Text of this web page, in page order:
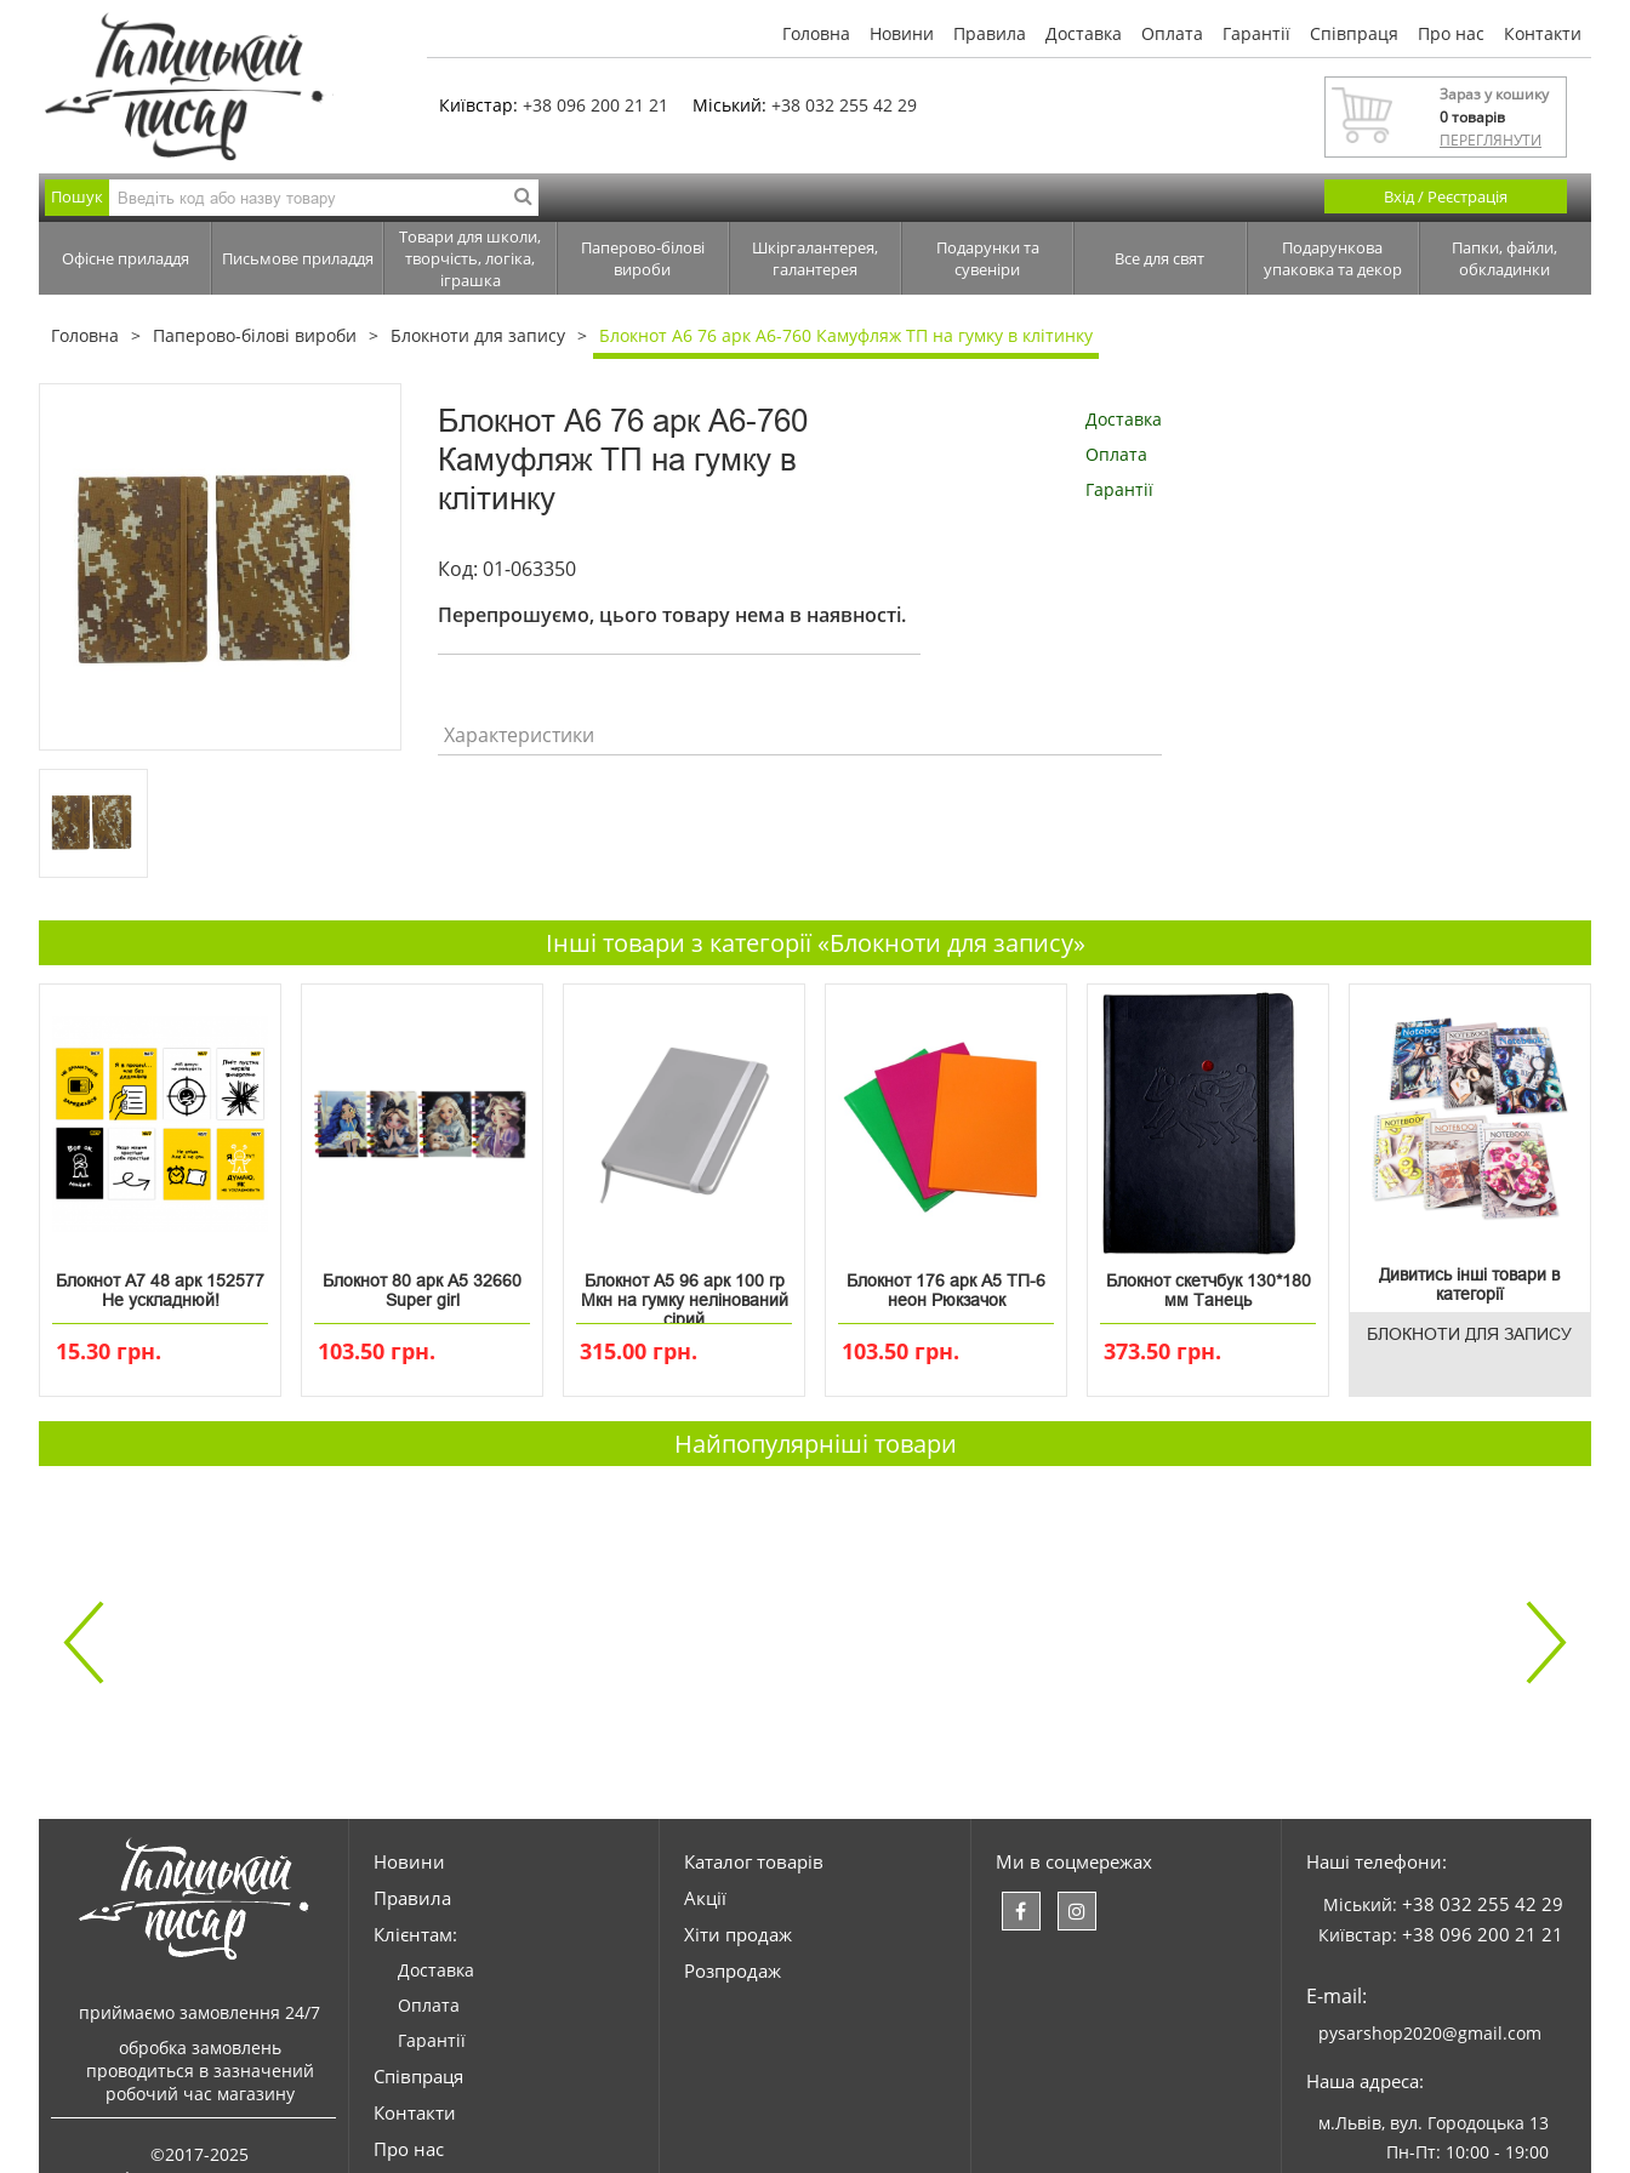
Головна Новини Правила Доставка Оплата Гарантії Співпраця Про нас Контакти
Київстар: +38 096 200 21 21 Міський: +38 032 255 42 29
Зараз у кошику
0товарів
ПЕРЕГЛЯНУТИ
Пошук Вхід / Реєстрація
Офісне приладдя Письмове приладдя
Товари для школи,
творчість, логіка,
іграшка
Паперово-білові
вироби
Шкіргалантерея,
галантерея
Подарунки та
сувеніри
Все для свят
Подарункова
упаковка та декор
Папки, файли,
обкладинки
Головна Паперово-білові вироби Блокноти для запису Блокнот А6 76 арк А6-760 Камуфляж ТП на гумку в клітинку
Блокнот А6 76 арк А6-760
Камуфляж ТП на гумку в
клітинку
Код: 01-063350
Перепрошуємо, цього товару нема в наявності.
Доставка
Оплата
Гарантії
Характеристики
Інші товари з категорії «Блокноти для запису»
Блокнот А7 48 арк 152577
Не ускладнюй!
15.30 грн.
Блокнот 80 арк А5 32660
Super girl
103.50 грн.
Блокнот А5 96 арк 100 гр
Мкн на гумку нелінований
сірий
315.00 грн.
Блокнот 176 арк А5 ТП-6
неон Рюкзачок
103.50 грн.
Блокнот скетчбук 130*180
мм Танець
373.50 грн.
Дивитись інші товари в
категорії
БЛОКНОТИ ДЛЯ ЗАПИСУ
Найпопулярніші товари
приймаємо замовлення 24/7
обробка замовлень
проводиться в зазначений
робочий час магазину
©2017-2025
Новини
Правила
Клієнтам:
Доставка
Оплата
Гарантії
Співпраця
Контакти
Про нас
Каталог товарів
Акції
Хіти продаж
Розпродаж
Ми в соцмережах Наші телефони:
Міський: +38 032 255 42 29
Київстар: +38 096 200 21 21
E-mail:
pysarshop2020@gmail.com
Наша адреса:
м.Львів, вул. Городоцька 13
Пн-Пт: 10:00 - 19:00